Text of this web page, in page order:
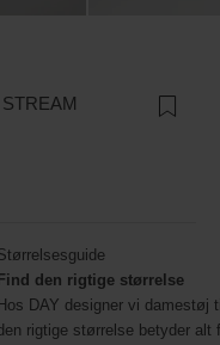
Find den rigtige størrelse
Hos DAY designer vi damestøj
rigtige størrelse betyder alt